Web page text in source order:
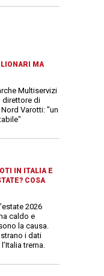
MA
Multiservizi
direttore di
Varotti: "un
IN ITALIA E
COSA
2026
caldo e
la causa.
i dati
trema.